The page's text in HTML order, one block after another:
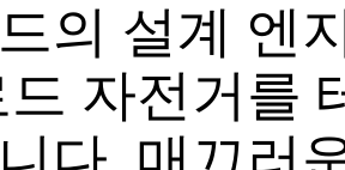
의 설계 엔
자전거를